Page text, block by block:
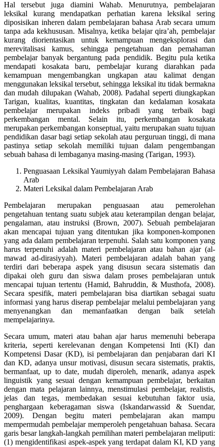
Hal tersebut juga diamini Wahab. Menurutnya, pembelajaran
leksikal kurang mendapatkan perhatian karena leksikal sering
diposisikan inheren dalam pembelajaran bahasa Arab secara umum
tanpa ada kekhususan. Misalnya, ketika belajar qira’ah, pembelajar
kurang diorientasikan untuk kemampuan mengeksplorasi dan
merevitalisasi kamus, sehingga pengetahuan dan pemahaman
pembelajar banyak bergantung pada pendidik. Begitu pula ketika
mendapati kosakata baru, pembelajar kurang diarahkan pada
kemampuan mengembangkan ungkapan atau kalimat dengan
menggunakan leksikal tersebut, sehingga leksikal itu tidak bermakna
dan mudah dilupakan (Wahab, 2008). Padahal seperti diungkapkan
Tarigan, kualitas, kuantitas, tingkatan dan kedalaman kosakata
pembelajar merupakan indeks pribadi yang terbaik bagi
perkembangan mental. Selain itu, perkembangan kosakata
merupakan perkembangan konseptual, yaitu merupakan suatu tujuan
pendidikan dasar bagi setiap sekolah atau perguruan tinggi, di mana
pastinya setiap sekolah memiliki tujuan dalam pengembangan
sebuah bahasa di lembaganya masing-masing (Tarigan, 1993).
Penguasaan Leksikal Yaumiyyah dalam Pembelajaran Bahasa
Arab
Materi Leksikal dalam Pembelajaran Arab
Pembelajaran merupakan penguasaan atau pemerolehan
pengetahuan tentang suatu subjek atau keterampilan dengan belajar,
pengalaman, atau instruksi (Brown, 2007). Sebuah pembelajaran
akan mencapai tujuan yang ditentukan jika komponen-komponen
yang ada dalam pembelajaran terpenuhi. Salah satu komponen yang
harus terpenuhi adalah materi pembelajaran atau bahan ajar (al-
mawad ad-dirasiyyah). Materi pembelajaran adalah bahan yang
terdiri dari beberapa aspek yang disusun secara sistematis dan
dipakai oleh guru dan siswa dalam proses pembelajaran untuk
mencapai tujuan tertentu (Hamid, Bahruddin, & Musthofa, 2008).
Secara spesifik, materi pembelajaran bisa diartikan sebagai suatu
informasi yang harus diserap pembelajar melalui pembelajaran yang
menyenangkan dan memanfaatkan dengan baik setelah
mempelajarinya.
Secara umum, materi atau bahan ajar harus memenuhi beberapa
kriteria, seperti kerelevanan dengan Kompetensi Inti (KI) dan
Kompetensi Dasar (KD), isi pembelajaran dan penjabaran dari KI
dan KD, adanya unsur motivasi, disusun secara sistematis, praktis,
bermanfaat, up to date, mudah diperoleh, menarik, adanya aspek
linguistik yang sesuai dengan kemampuan pembelajar, berkaitan
dengan mata pelajaran lainnya, menstimulasi pembelajar, realistis,
jelas dan tegas, membedakan sesuai kebutuhan faktor usia,
penghargaan keberagaman siswa (Iskandarwassid & Suendar,
2009). Dengan begitu materi pembelajaran akan mampu
mempermudah pembelajar memperoleh pengetahuan bahasa. Secara
garis besar langkah-langkah pemilihan materi pembelajaran meliputi:
(1) mengidentifikasi aspek-aspek yang terdapat dalam KI, KD yang